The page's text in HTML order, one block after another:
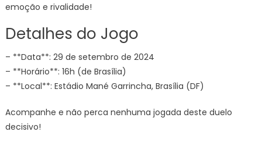
emoção e rivalidade!
Detalhes do Jogo
– **Data**: 29 de setembro de 2024
– **Horário**: 16h (de Brasília)
– **Local**: Estádio Mané Garrincha, Brasília (DF)
Acompanhe e não perca nenhuma jogada deste duelo
decisivo!